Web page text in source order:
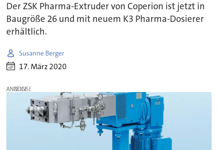
Der ZSK Pharma-Extruder von Coperion ist jetzt in
Baugröße 26 und mit neuem K3 Pharma-Dosierer
erhältlich.
Susanne Berger
17. März 2020
ANZEIGE